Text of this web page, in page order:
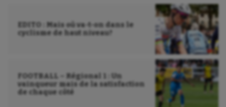
Parkour
Pétanque
Plongée
EDITO : Mais où va-t-on dans le
cyclisme de haut niveau?
FOOTBALL – Régional 1 : Un
vainqueur mais de la satisfaction
de chaque côté